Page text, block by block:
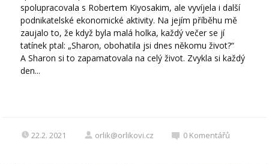
spolupracovala s Robertem Kiyosakim, ale vyvíjela i další
podnikatelské ekonomické aktivity. Na jejím příběhu mě
zaujalo to, že když byla malá holka, každý večer se jí
tatínek ptal: „Sharon, obohatila jsi dnes někomu život?“
A Sharon si to zapamatovala na celý život. Zvykla si každý
den...
22.2. 2021 orlik@orlikovi.cz 0 Komentářů